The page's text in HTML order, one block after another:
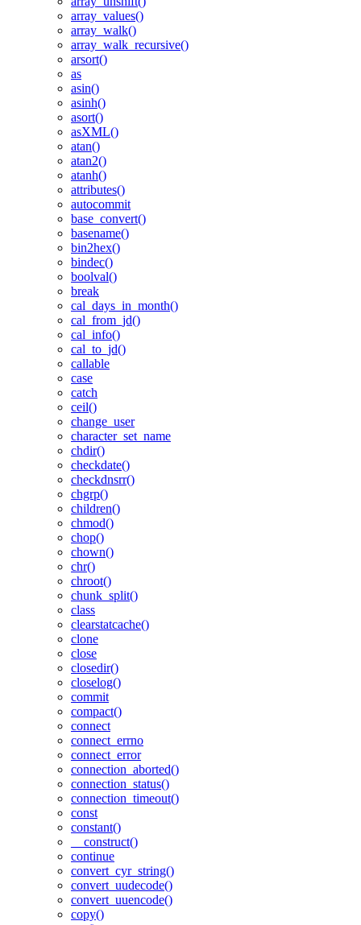
array_values()
array_walk()
array_walk_recursive()
arsort()
as
asin()
asinh()
asort()
asXML()
atan()
atan2()
atanh()
attributes()
autocommit
base_convert()
basename()
bin2hex()
bindec()
boolval()
break
cal_days_in_month()
cal_from_jd()
cal_info()
cal_to_jd()
callable
case
catch
ceil()
change_user
character_set_name
chdir()
checkdate()
checkdnsrr()
chgrp()
children()
chmod()
chop()
chown()
chr()
chroot()
chunk_split()
class
clearstatcache()
clone
close
closedir()
closelog()
commit
compact()
connect
connect_errno
connect_error
connection_aborted()
connection_status()
connection_timeout()
const
constant()
__construct()
continue
convert_cyr_string()
convert_uudecode()
convert_uuencode()
copy()